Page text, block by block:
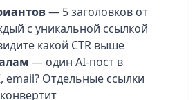
— 5 заголовков от
с уникальной ссылкой
какой CTR выше
— один AI-пост в
email? Отдельные ссылки